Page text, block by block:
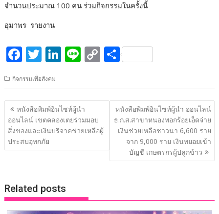
จำนวนประมาณ 100 คน ร่วมกิจกรรมในครั้งนี้
อุมาพร รายงาน
F
ac
e
b
o
o
k
T
itt
er
Li
k
e
dI
n
Li
e
C
p
y
n
k
S
ar
e
กิจกรรมเพื่อสังคม
แนะแนว
เรื่อง
หนังสือพิมพ์อินไซท์ผู้นำ
ออนไลน์ เขตคลองเตยร่วมมอบ
สิ่งของและเงินบริจาคช่วยเหลือผู้
ประสบอุทกภัย
หนังสือพิมพ์อินไซท์ผู้นำ ออนไลน์
ธ.ก.ส.สาขาหนองพอกร้อยเอ็ดจ่าย
เงินช่วยเหลือชาวนา 6,600 ราย
จาก 9,000 ราย เงินทยอยเข้า
บัญชี เกษตรกรผู้ปลูกข้าว
Related posts